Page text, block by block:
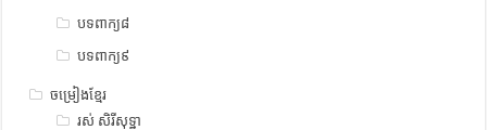
បទពាក្យ៨
បទពាក្យ៩
ចម្រៀងខ្មែរ
រស់ សិរីសុទ្ឋា